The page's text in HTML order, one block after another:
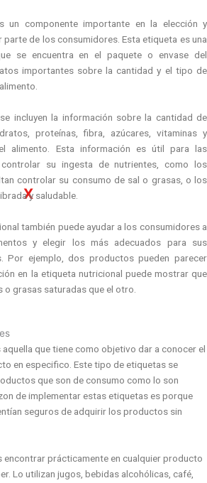
para Ferretería
para Limpieza
Promocionales
para Químicos
X
un componente importante en la elección y
de los consumidores. Esta etiqueta es una
se encuentra en el paquete o envase del
importantes sobre la cantidad y el tipo de
incluyen la información sobre la cantidad de
proteínas, fibra, azúcares, vitaminas y
alimento. Esta información es útil para las
su ingesta de nutrientes, como los
controlar su consumo de sal o grasas, o los
y saludable.
también puede ayudar a los consumidores a
y elegir los más adecuados para sus
Por ejemplo, dos productos pueden parecer
en la etiqueta nutricional puede mostrar que
o grasas saturadas que el otro.
que tiene como objetivo dar a conocer el
en especifico. Este tipo de etiquetas se
que son de consumo como lo son
de implementar estas etiquetas es porque
seguros de adquirir los productos sin
encontrar prácticamente en cualquier producto
Lo utilizan jugos, bebidas alcohólicas, café,